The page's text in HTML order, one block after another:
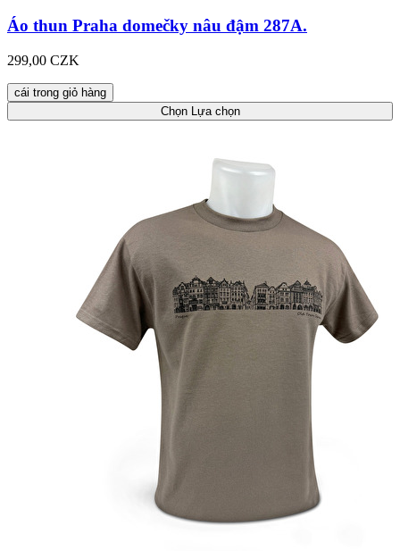
Áo thun Praha domečky nâu đậm 287A.
299,00 CZK
cái trong giỏ hàng
ChọnLựa chọn